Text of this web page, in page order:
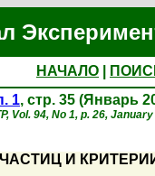
НАЧАЛО
1, стр. 35 (Январь
Vol. 94, No 1, p. 26,
И